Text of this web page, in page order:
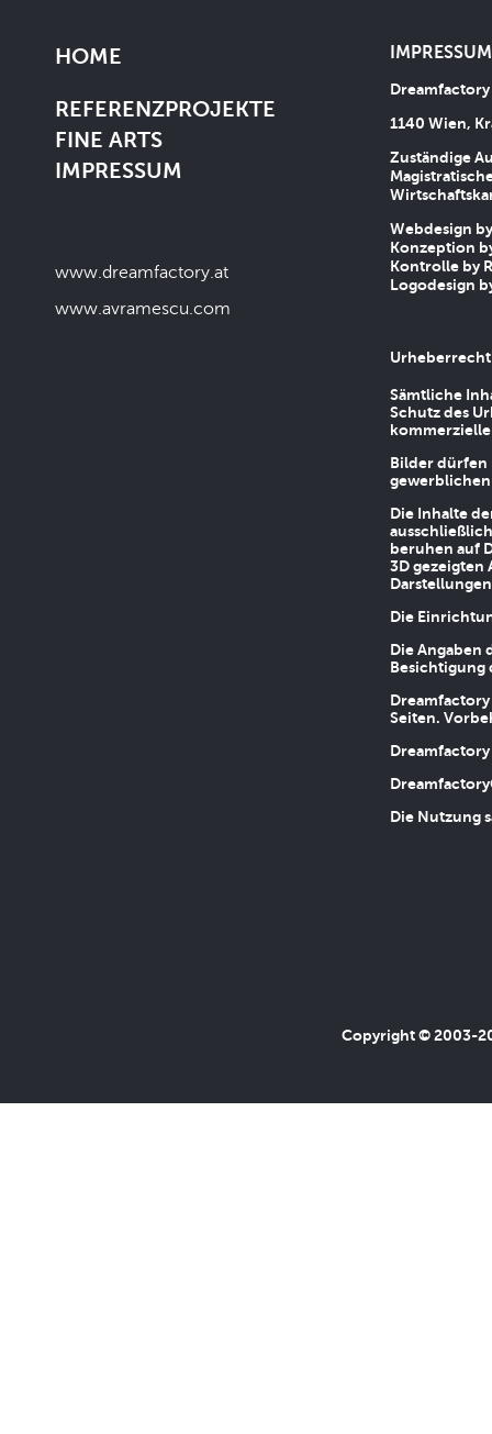
HOME
REFERENZPROJEKTE
FINE ARTS
IMPRESSUM
www.dreamfactory.at
www.avramescu.com
1140 Wien,
Zuständige
Webdesign
Konzeption
Kontrolle by
Logodesign
Urheberrecht
Sämtliche
Schutz des
Bilder dürfen
Die Inhalte
beruhen auf
3D gezeigten
Die
Die
Besichtigung
Seiten.
Die Nutzung
Copyright © 2003-